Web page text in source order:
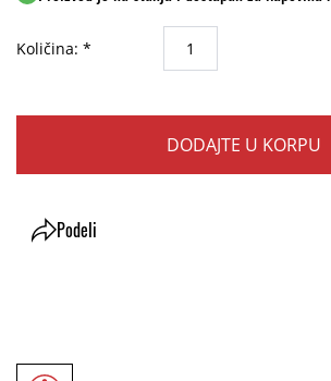
Količina: *
DODAJTE U KORPU
Podeli